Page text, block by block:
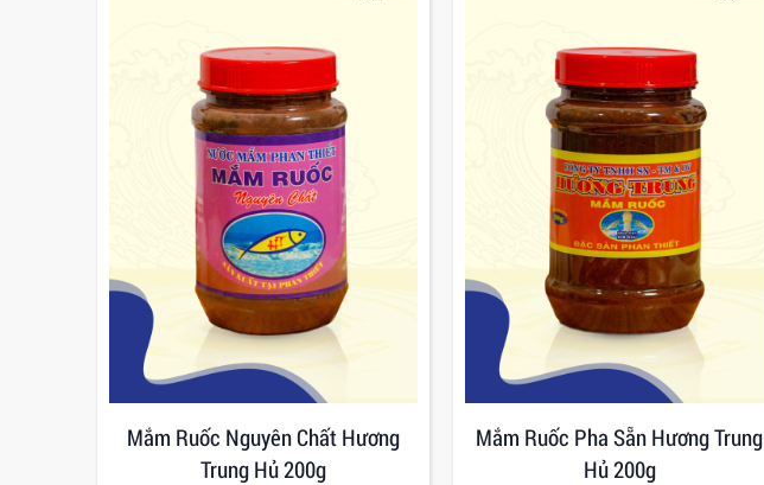
Mắm Ruốc Nguyên Chất Hương
Trung Hủ 200g
Mắm Ruốc Pha Sẵn Hương Trung
Hủ 200g